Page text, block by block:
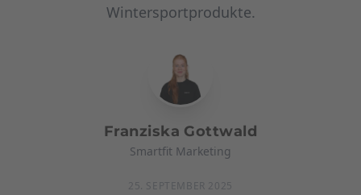
Wintersportprodukte.
Franziska Gottwald
Smartfit Marketing
25. SEPTEMBER 2025